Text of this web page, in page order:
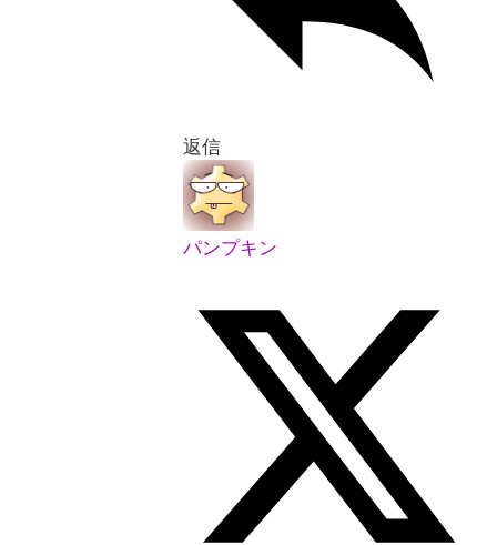
返信
パンプキン